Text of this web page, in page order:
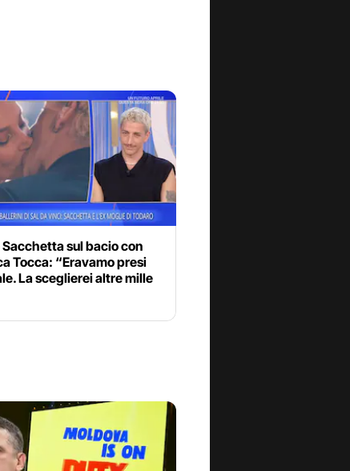
sul bacio con
Tocca: “Eravamo presi
La sceglierei altre mille